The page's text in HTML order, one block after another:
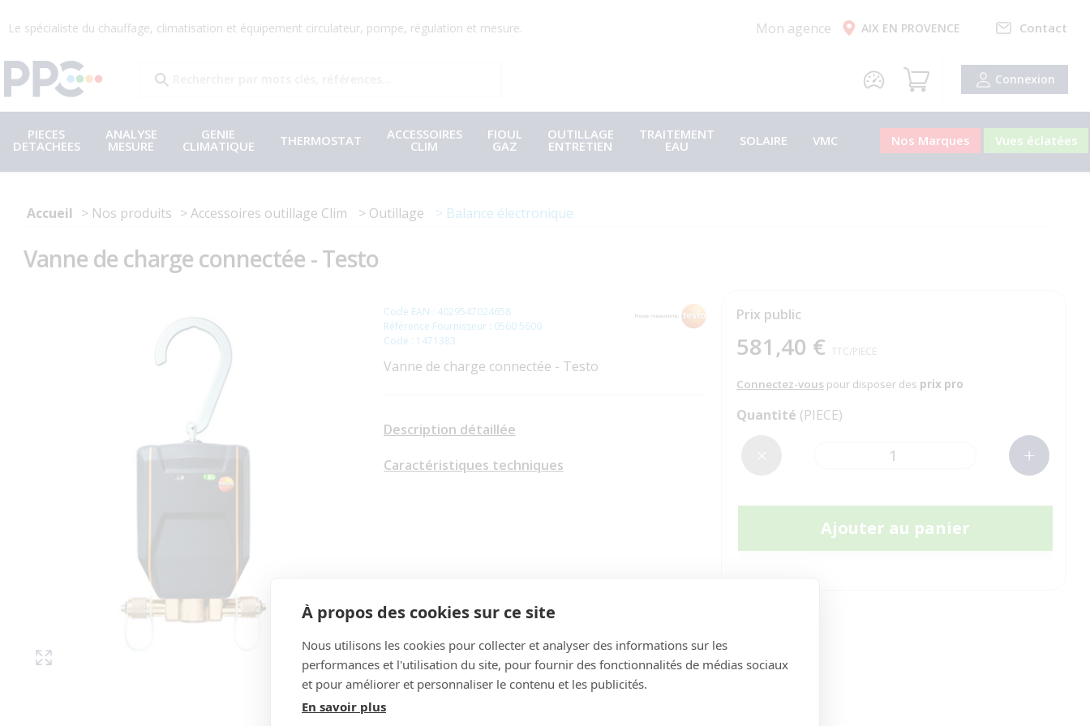
Le spécialiste du chauffage, climatisation et équipement circulateur, pompe, régulation et mesure. Mon agence AIX EN PROVENCE Contact
Connexion
PIECES
DETACHEES
ANALYSE
MESURE
GENIE
CLIMATIQUE THERMOSTAT ACCESSOIRES
CLIM
FIOUL
GAZ
OUTILLAGE
ENTRETIEN
TRAITEMENT
EAU SOLAIRE VMC Nos Marques Vues éclatées
Accueil Nos produits Accessoires outillage Clim Outillage Balance électronique
Vanne de charge connectée - Testo
Code EAN : 4029547024658
Référence Fournisseur : 0560 5600
Code : 1471383
Vanne de charge connectée - Testo
Description détaillée
Caractéristiques techniques
Prix public
581,40 € TTC/PIECE
Connectez-vous pour disposer des prix pro
Quantité (PIECE)
Ajouter au panier
À propos des cookies sur ce site
Nous utilisons les cookies pour collecter et analyser des informations sur les
performances et l'utilisation du site, pour fournir des fonctionnalités de médias sociaux
et pour améliorer et personnaliser le contenu et les publicités.
En savoir plus